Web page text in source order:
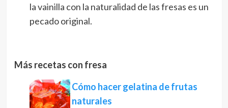
la vainilla con la naturalidad de las fresas es un
pecado original.
Más recetas con fresa
Cómo hacer gelatina de frutas
naturales